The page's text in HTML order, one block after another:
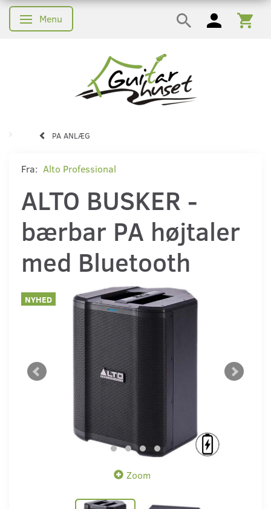
Skifte navigation
Menu
PA ANLÆG
Fra: Alto Professional
ALTO BUSKER -
bærbar PA højtaler
med Bluetooth
NYHED
Zoom